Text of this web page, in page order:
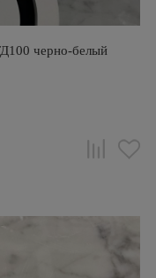
черно-белый